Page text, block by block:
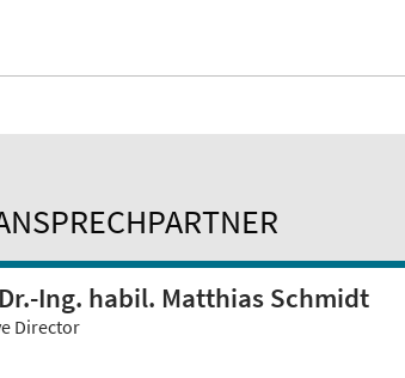
Ing. habil. Matthias Schmidt
Director